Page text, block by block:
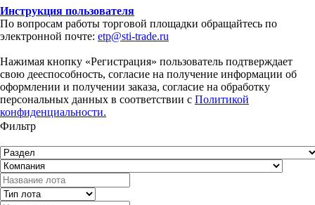
Инструкция пользователя
По вопросам работы торговой площадки обращайтесь по
электронной почте: etp@sti-trade.ru
Нажимая кнопку «Регистрация» пользователь подтверждает
свою дееспособность, согласие на получение информации об
оформлении и получении заказа, согласие на обработку
персональных данных в соответствии с Политикой
конфиденциальности.
Фильтр